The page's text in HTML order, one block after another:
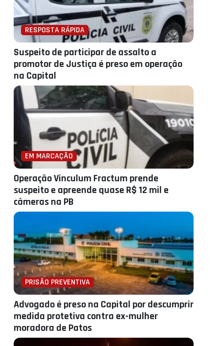
RESPOSTA RÁPIDA
Suspeito de participar de assalto a
promotor de Justiça é preso em operação
na Capital
EM MARCAÇÃO
Operação Vinculum Fractum prende
suspeito e apreende quase R$ 12 mil e
câmeras na PB
PRISÃO PREVENTIVA
Advogado é preso na Capital por descumprir
medida protetiva contra ex-mulher
moradora de Patos